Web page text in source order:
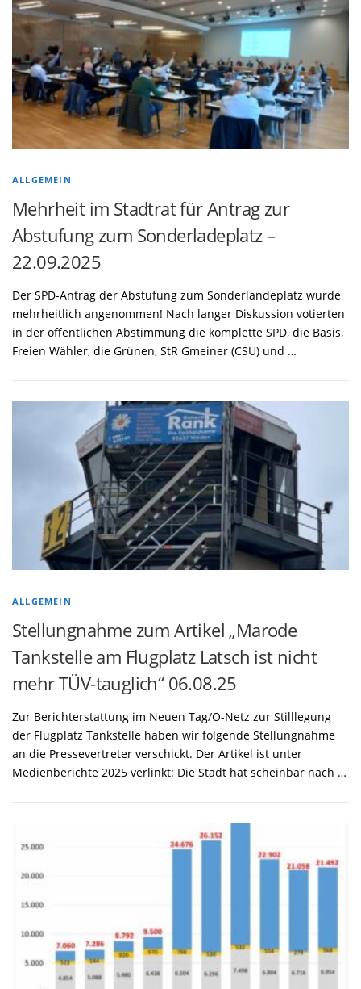
ALLGEMEIN
Mehrheit im Stadtrat für Antrag zur
Abstufung zum Sonderladeplatz –
22.09.2025
Der SPD-Antrag der Abstufung zum Sonderlandeplatz wurde
mehrheitlich angenommen! Nach langer Diskussion votierten
in der öffentlichen Abstimmung die komplette SPD, die Basis,
Freien Wähler, die Grünen, StR Gmeiner (CSU) und …
ALLGEMEIN
Stellungnahme zum Artikel „Marode
Tankstelle am Flugplatz Latsch ist nicht
mehr TÜV-tauglich“ 06.08.25
Zur Berichterstattung im Neuen Tag/O-Netz zur Stilllegung
der Flugplatz Tankstelle haben wir folgende Stellungnahme
an die Pressevertreter verschickt. Der Artikel ist unter
Medienberichte 2025 verlinkt: Die Stadt hat scheinbar nach …